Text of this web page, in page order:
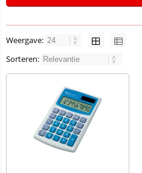
Weergave:
Sorteren: